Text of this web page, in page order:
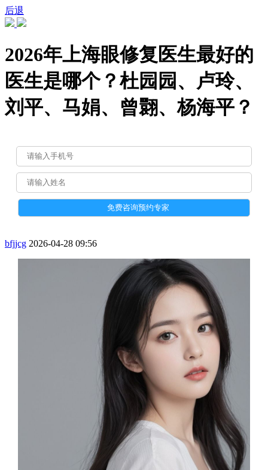
后退
2026年上海眼修复医生最好的
医生是哪个？杜园园、卢玲、
刘平、马娟、曾翾、杨海平？
bfjjcg 2026-04-28 09:56